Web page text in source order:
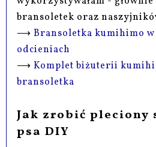
bransoletek oraz
⟶Bransoletka kumihimo w
odcieniach
⟶Komplet biżuterii
bransoletka
Jak zrobić pleciony
psa DIY